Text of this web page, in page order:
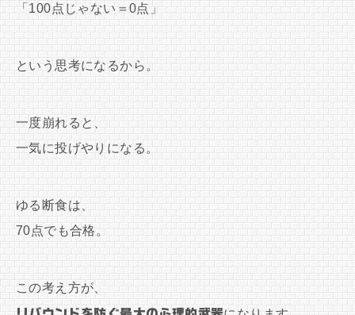
「100点じゃない＝0点」
という思考になるから。
一度崩れると、
一気に投げやりになる。
ゆる断食は、
70点でも合格。
この考え方が、